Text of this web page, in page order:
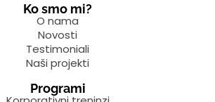
Ko smo mi?
O nama
Novosti
Testimoniali
Naši projekti
Programi